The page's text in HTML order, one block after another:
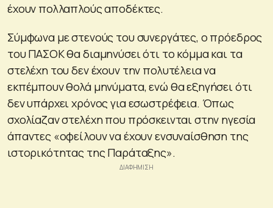
έχουν πολλαπλούς αποδέκτες.
Σύμφωνα με στενούς του συνεργάτες, ο πρόεδρος
του ΠΑΣΟΚ θα διαμηνύσει ότι το κόμμα και τα
στελέχη του δεν έχουν την πολυτέλεια να
εκπέμπουν θολά μηνύματα, ενώ θα εξηγήσει ότι
δεν υπάρχει χρόνος για εσωστρέφεια. Όπως
σχολίαζαν στελέχη που πρόσκεινται στην ηγεσία
άπαντες «οφείλουν να έχουν ενσυναίσθηση της
ιστορικότητας της Παράταξης».